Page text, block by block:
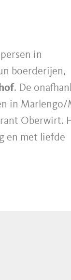
in
boerderijen,
. De
in
Oberwirt.
en met liefde